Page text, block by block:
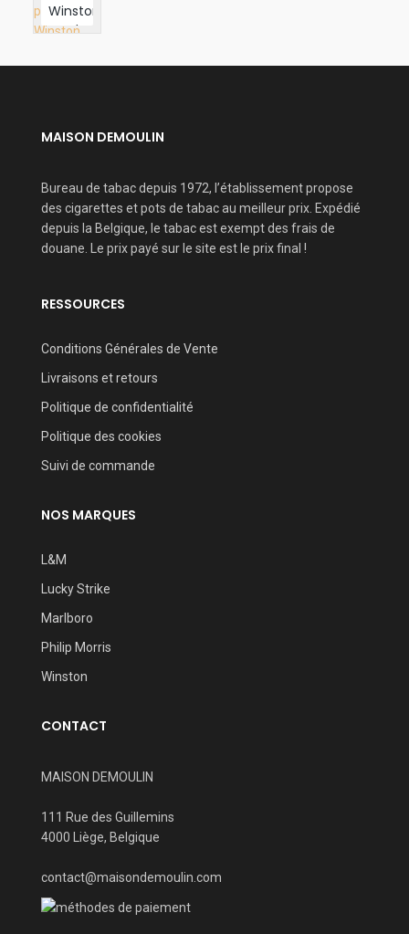
Winston
Red
MAISON DEMOULIN
Bureau de tabac depuis 1972, l’établissement propose
des cigarettes et pots de tabac au meilleur prix. Expédié
depuis la Belgique, le tabac est exempt des frais de
douane. Le prix payé sur le site est le prix final !
RESSOURCES
Conditions Générales de Vente
Livraisons et retours
Politique de confidentialité
Politique des cookies
Suivi de commande
NOS MARQUES
L&M
Lucky Strike
Marlboro
Philip Morris
Winston
CONTACT
MAISON DEMOULIN
111 Rue des Guillemins
4000 Liège, Belgique
contact@maisondemoulin.com